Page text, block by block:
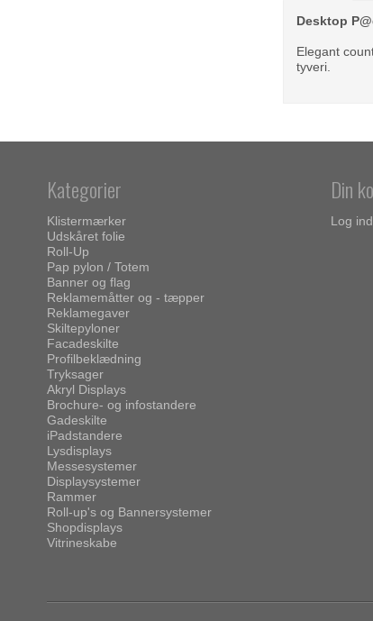
Desktop
Elegant
tyveri.
Kategorier
Klistermærker
Udskåret folie
Roll-Up
Pap pylon / Totem
Banner og flag
Reklamemåtter og - tæpper
Reklamegaver
Skiltepyloner
Facadeskilte
Profilbeklædning
Tryksager
Akryl Displays
Brochure- og infostandere
Gadeskilte
iPadstandere
Lysdisplays
Messesystemer
Displaysystemer
Rammer
Roll-up's og Bannersystemer
Shopdisplays
Vitrineskabe
Din
Log ind